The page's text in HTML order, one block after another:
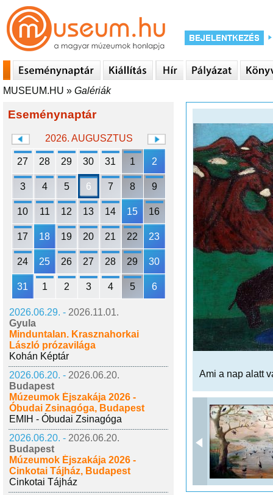
MUSEUM.HU » Galériák
Eseménynaptár
2026. AUGUSZTUS
27 28 29 30 31 1 2
3 4 5 6 7 8 9
10 11 12 13 14 15 16
17 18 19 20 21 22 23
24 25 26 27 28 29 30
31 1 2 3 4 5 6
2026.06.29. - 2026.11.01.
Gyula
Minduntalan. Krasznahorkai
László prózavilága
Kohán Képtár
2026.06.20. - 2026.06.20.
Budapest
Múzeumok Éjszakája 2026 -
Óbudai Zsinagóga, Budapest
EMIH - Óbudai Zsinagóga
2026.06.20. - 2026.06.20.
Budapest
Múzeumok Éjszakája 2026 -
Cinkotai Tájház, Budapest
Cinkotai Tájház
Ami a nap alatt